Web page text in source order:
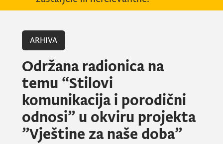
ARHIVA
Održana radionica na
temu “Stilovi
komunikacija i porodični
odnosi” u okviru projekta
”Vještine za naše doba”